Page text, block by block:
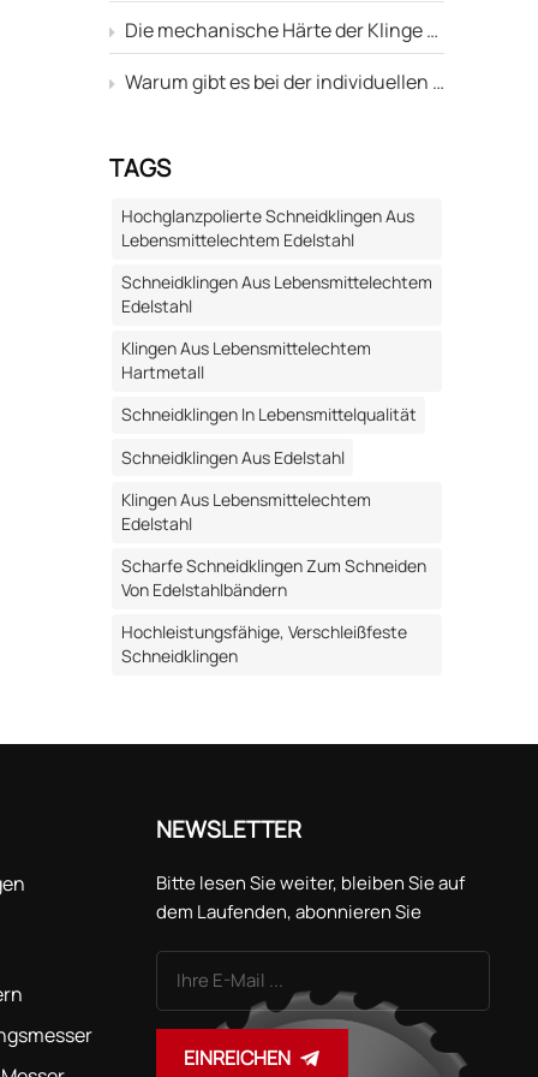
Die mechanische Härte der Klinge entspricht dem Standard, aber warum ist ihre Lebensdauer trotzdem kürzer als die anderer?
Warum gibt es bei der individuellen Anpassung von Klingen immer eine Abweichung zwischen dem in der Zeichnung angegebenen "Schneidenwinkel" und dem tatsächlichen Bearbeitungsergebnis?
TAGS
Hochglanzpolierte Schneidklingen Aus
Lebensmittelechtem Edelstahl
Schneidklingen Aus Lebensmittelechtem
Edelstahl
Klingen Aus Lebensmittelechtem
Hartmetall
Schneidklingen In Lebensmittelqualität
Schneidklingen Aus Edelstahl
Klingen Aus Lebensmittelechtem
Edelstahl
Scharfe Schneidklingen Zum Schneiden
Von Edelstahlbändern
Hochleistungsfähige, Verschleißfeste
Schneidklingen
was
NEWSLETTER
Bitte lesen Sie weiter, bleiben Sie auf
dem Laufenden, abonnieren Sie
Ihre Meinung mit.
EINREICHEN